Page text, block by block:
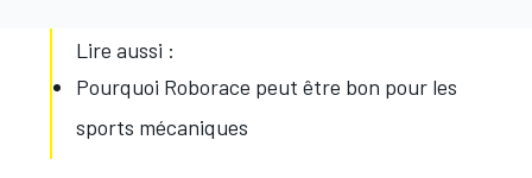
Lire aussi :
Pourquoi Roborace peut être bon pour les
sports mécaniques